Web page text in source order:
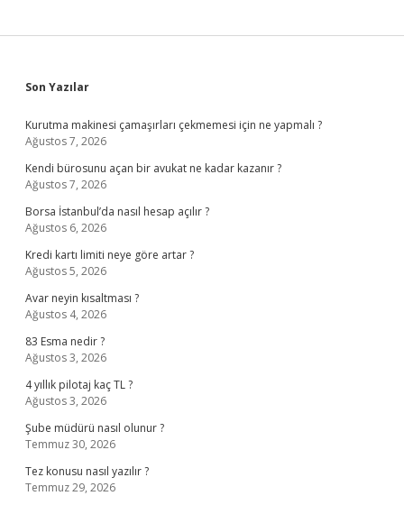
Sidebar
Son Yazılar
Kurutma makinesi çamaşırları çekmemesi için ne yapmalı ?
Ağustos 7, 2026
Kendi bürosunu açan bir avukat ne kadar kazanır ?
Ağustos 7, 2026
Borsa İstanbul’da nasıl hesap açılır ?
Ağustos 6, 2026
Kredi kartı limiti neye göre artar ?
Ağustos 5, 2026
Avar neyin kısaltması ?
Ağustos 4, 2026
83 Esma nedir ?
Ağustos 3, 2026
4 yıllık pilotaj kaç TL ?
Ağustos 3, 2026
Şube müdürü nasıl olunur ?
Temmuz 30, 2026
Tez konusu nasıl yazılır ?
Temmuz 29, 2026